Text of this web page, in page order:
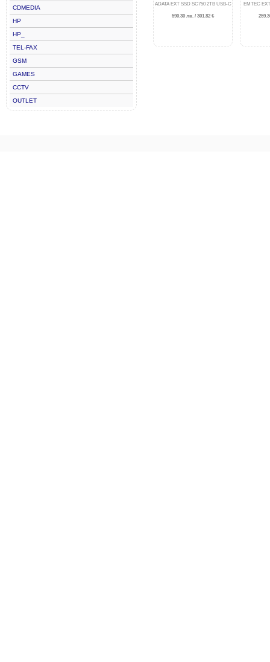
CDMEDIA
HP
HP_
TEL-FAX
GSM
GAMES
CCTV
OUTLET
ADATA EXT SSD SC750 2TB USB-C
590.30 лв. / 301.82 €
EMTEC